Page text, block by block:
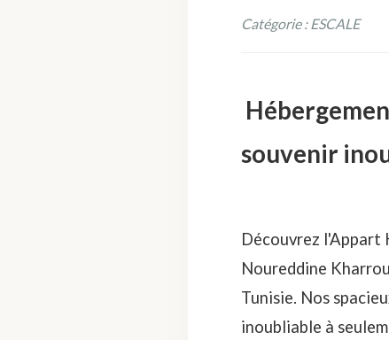
Catégorie : ESCALE
souvenir
Découvrez
Noureddine
Tunisie. Nos
inoubliable à